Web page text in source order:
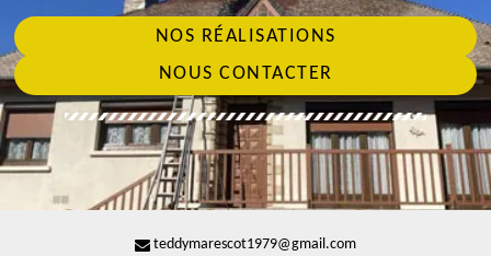
NOS RÉALISATIONS
NOUS CONTACTER
teddymarescot1979@gmail.com